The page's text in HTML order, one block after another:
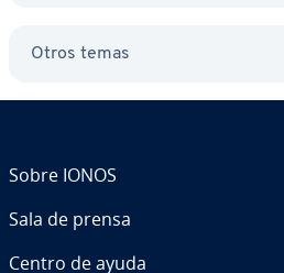
Otros temas
Sobre IONOS
Sala de prensa
Centro de ayuda